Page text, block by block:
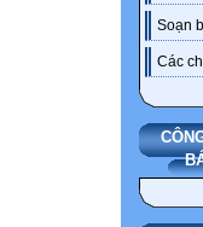
Soạn
Các